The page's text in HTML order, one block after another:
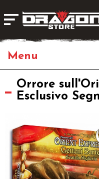
Giochi da Tavolo
Librigame
Editoria
Orrore
Esclusivo